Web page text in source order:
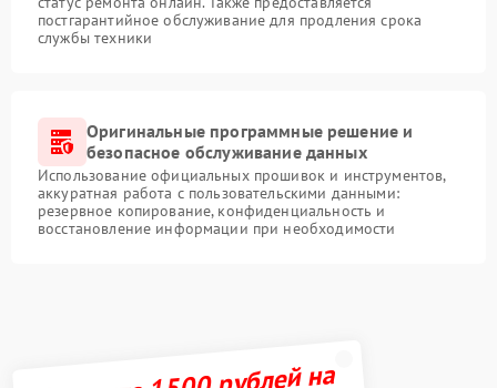
постгарантийное обслуживание для продления срока
службы техники
Оригинальные программные решение и
безопасное обслуживание данных
Использование официальных прошивок и инструментов,
аккуратная работа с пользовательскими данными:
резервное копирование, конфиденциальность и
восстановление информации при необходимости